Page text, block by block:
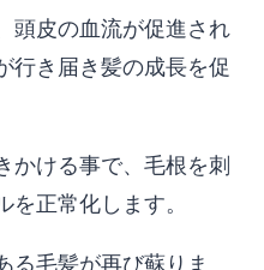
頭皮の血流が促進され
行き届き髪の成長を促
かける事で、毛根を刺
正常化します。
る毛髪が再び蘇りま